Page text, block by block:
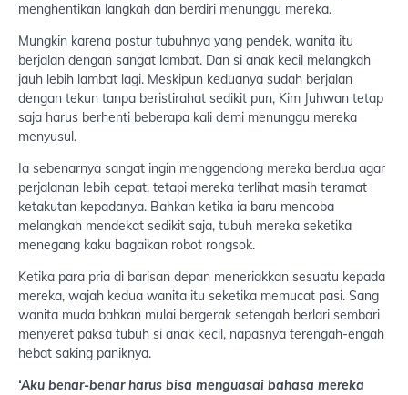
menghentikan langkah dan berdiri menunggu mereka.
Mungkin karena postur tubuhnya yang pendek, wanita itu
berjalan dengan sangat lambat. Dan si anak kecil melangkah
jauh lebih lambat lagi. Meskipun keduanya sudah berjalan
dengan tekun tanpa beristirahat sedikit pun, Kim Juhwan tetap
saja harus berhenti beberapa kali demi menunggu mereka
menyusul.
Ia sebenarnya sangat ingin menggendong mereka berdua agar
perjalanan lebih cepat, tetapi mereka terlihat masih teramat
ketakutan kepadanya. Bahkan ketika ia baru mencoba
melangkah mendekat sedikit saja, tubuh mereka seketika
menegang kaku bagaikan robot rongsok.
Ketika para pria di barisan depan meneriakkan sesuatu kepada
mereka, wajah kedua wanita itu seketika memucat pasi. Sang
wanita muda bahkan mulai bergerak setengah berlari sembari
menyeret paksa tubuh si anak kecil, napasnya terengah-engah
hebat saking paniknya.
‘Aku benar-benar harus bisa menguasai bahasa mereka